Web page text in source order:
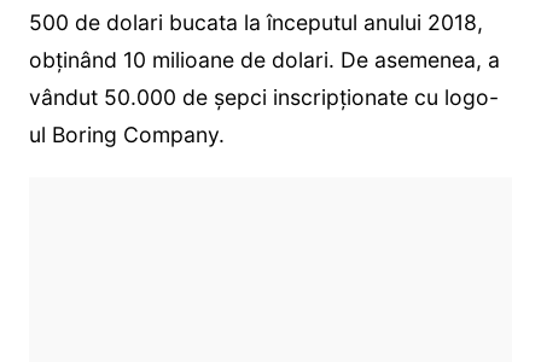
500 de dolari bucata la începutul anului 2018,
obținând 10 milioane de dolari. De asemenea, a
vândut 50.000 de șepci inscripționate cu logo-
ul Boring Company.